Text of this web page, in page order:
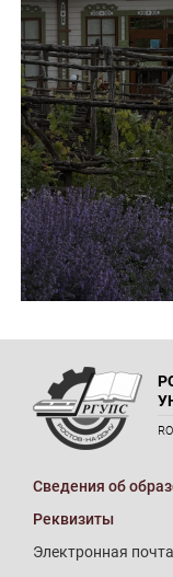
Сведения об
Реквизиты
Электронная